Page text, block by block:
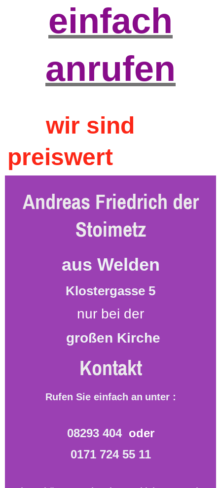
einfach
anrufen
wir sind
preiswert
Andreas Friedrich der
Stoimetz
aus Welden
Klostergasse 5
nur bei der
großen Kirche
Kontakt
Rufen Sie einfach an unter :
08293 404 oder
0171 724 55 11